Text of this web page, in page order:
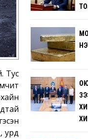
Тус
урд